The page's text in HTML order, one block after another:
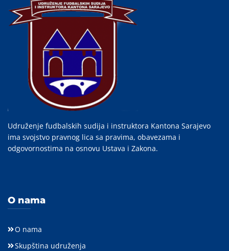
Udruženje fudbalskih sudija i instruktora Kantona Sarajevo
ima svojstvo pravnog lica sa pravima, obavezama i
odgovornostima na osnovu Ustava i Zakona.
O nama
O nama
Skupština udruženja